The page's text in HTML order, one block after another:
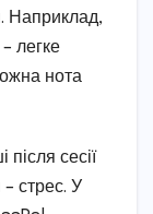
Наприклад,
легке
нота
сесії
стрес. У